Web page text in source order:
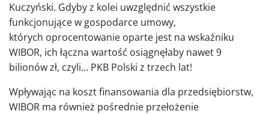
Kuczyński. Gdyby z kolei uwzględnić wszystkie
funkcjonujące w gospodarce umowy,
których oprocentowanie oparte jest na wskaźniku
WIBOR, ich łączna wartość osiągnęłaby nawet 9
bilionów zł, czyli… PKB Polski z trzech lat!
Wpływając na koszt finansowania dla przedsiębiorstw,
WIBOR ma również pośrednie przełożenie